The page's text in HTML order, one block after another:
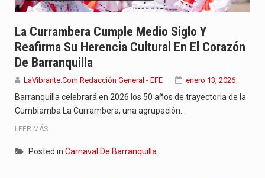
El nuevo sello discográfico fue presentado en Bogotá con un…
El Grupo Planeta presenta una nueva selección editorial para este…
La Currambera Cumple Medio Siglo Y
Reafirma Su Herencia Cultural En El Corazón
De Barranquilla
LaVibrante.Com Redacción General - EFE enero 13, 2026
Barranquilla celebrará en 2026 los 50 años de trayectoria de la
Cumbiamba La Currambera, una agrupación…
LEER MÁS
Posted in Carnaval De Barranquilla